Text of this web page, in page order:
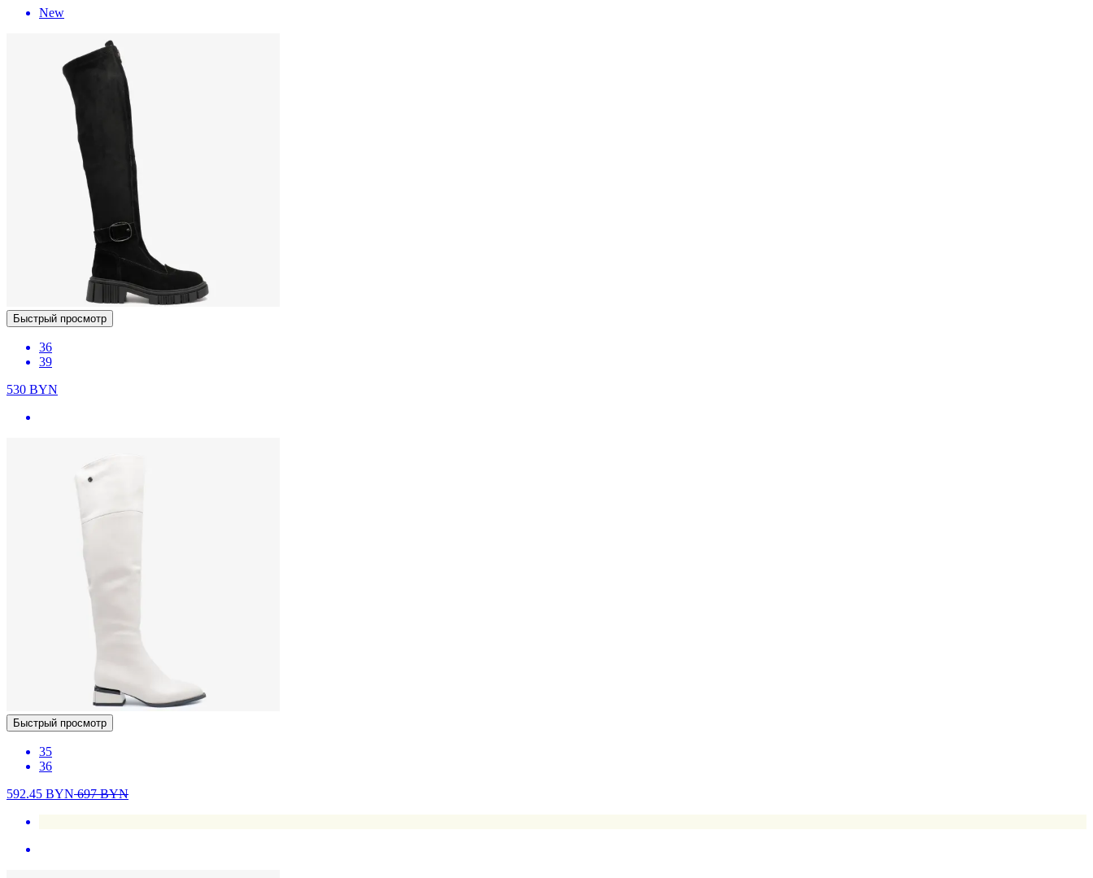
New
Быстрый просмотр
36
39
530 BYN
Быстрый просмотр
35
36
592.45 BYN697BYN